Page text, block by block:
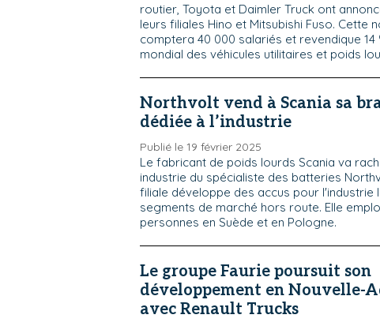
routier, Toyota et Daimler Truck ont
leurs filiales Hino et Mitsubishi Fuso. Cette
comptera 40 000 salariés et revendique 14
mondial des véhicules utilitaires et poids
Northvolt vend à Scania sa
dédiée à l’industrie
Publié le 19 février 2025
Le fabricant de poids lourds Scania va
industrie du spécialiste des batteries
filiale développe des accus pour l'industrie
segments de marché hors route. Elle
personnes en Suède et en Pologne.
Le groupe Faurie poursuit son
développement en Nouvelle-
avec Renault Trucks